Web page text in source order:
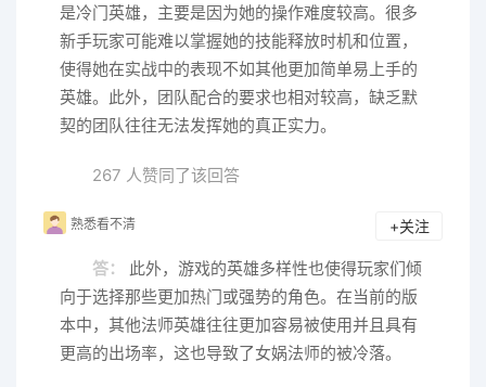
是冷门英雄，主要是因为她的操作难度较高。很多
新手玩家可能难以掌握她的技能释放时机和位置，
使得她在实战中的表现不如其他更加简单易上手的
英雄。此外，团队配合的要求也相对较高，缺乏默
契的团队往往无法发挥她的真正实力。
267 人赞同了该回答
熟悉看不清 +关注
答：
此外，游戏的英雄多样性也使得玩家们倾
向于选择那些更加热门或强势的角色。在当前的版
本中，其他法师英雄往往更加容易被使用并且具有
更高的出场率，这也导致了女娲法师的被冷落。